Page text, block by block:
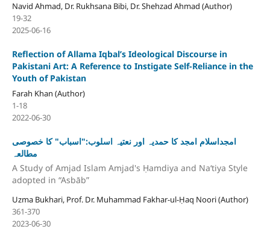
Navid Ahmad, Dr. Rukhsana Bibi, Dr. Shehzad Ahmad (Author)
19-32
2025-06-16
Reflection of Allama Iqbal’s Ideological Discourse in
Pakistani Art: A Reference to Instigate Self-Reliance in the
Youth of Pakistan
Farah Khan (Author)
1-18
2022-06-30
امجداسلام امجد کا حمدیہ اور نعتیہ اسلوب:"اسباب" کا خصوصی
مطالعہ
A Study of Amjad Islam Amjad's Ḥamdiya and Naʻtiya Style
adopted in “Asbāb”
Uzma Bukhari, Prof. Dr. Muhammad Fakhar-ul-Ḥaq Noori (Author)
361-370
2023-06-30